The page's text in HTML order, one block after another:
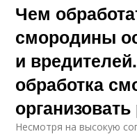
Чем
смородины
и
обработка
Несмотря на высокую